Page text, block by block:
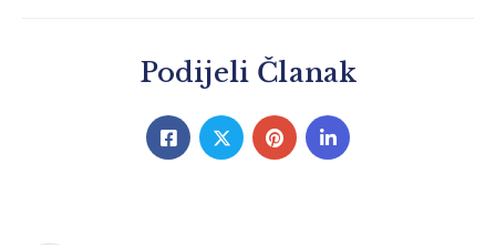
Podijeli Članak